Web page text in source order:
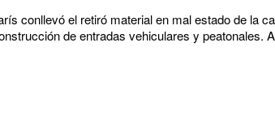
conllevó el retiró material en mal estado de la
de entradas vehiculares y peatonales.